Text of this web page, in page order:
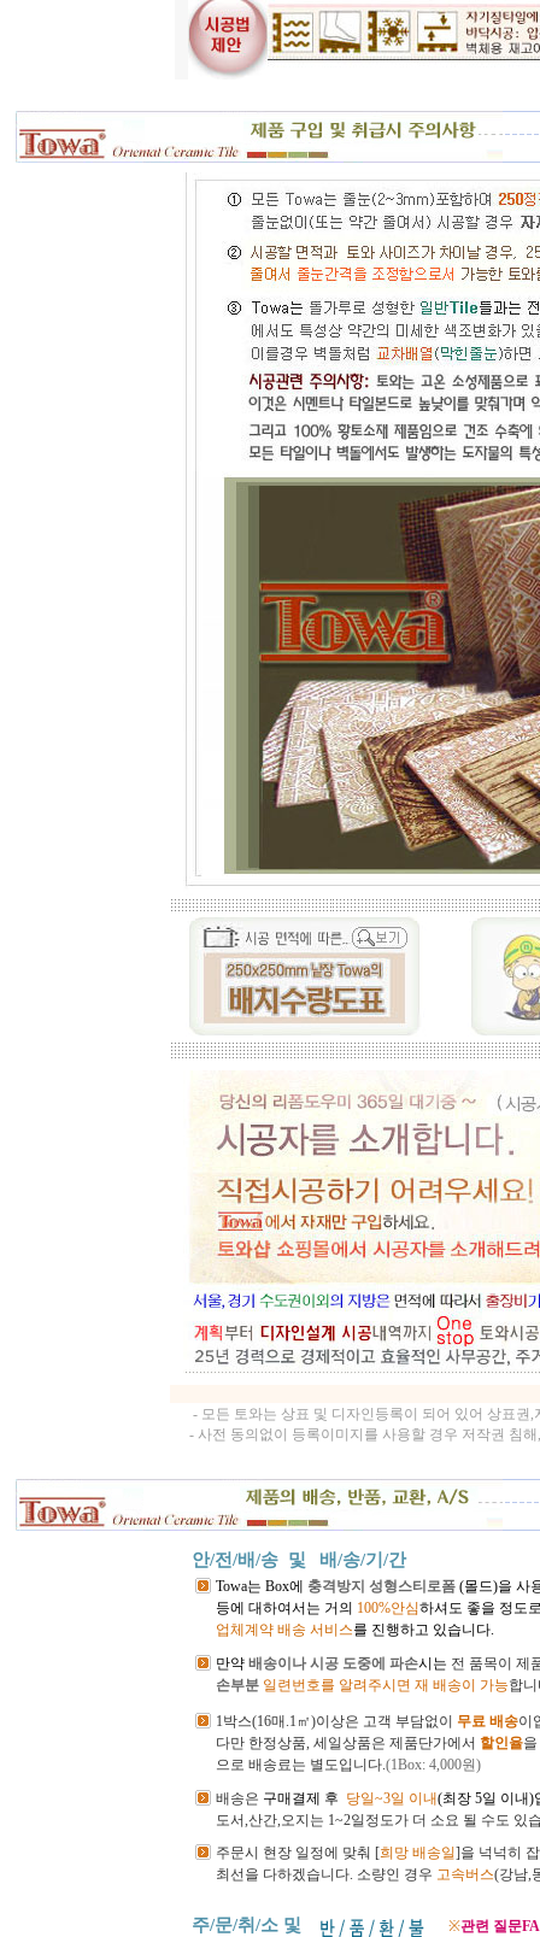
- 모든 토와는 상표 및 디자인등록이 되어 있어 상표
- 사전 동의없이 등록이미지를 사용할 경우 저작권 침
안/전/배/송 및 배/송/기/간
Towa는 Box에 충격방지 성형스티로폼 (몰드)을 사
등에 대하여서는 거의 100%안심하셔도 좋을 정도
업체계약 배송 서비스를 진행하고 있습니다.
만약 배송이나 시공 도중에 파손시는 전 품목이 제
손부분 일련번호를 알려주시면 재 배송이 가능합
1박스(16매.1㎡)이상은 고객 부담없이 무료 배송이
다만 한정상품, 세일상품은 제품단가에서 할인율을
으로 배송료는 별도입니다.(1Box: 4,000원)
배송은 구매결제 후 당일~3일 이내(최장 5일 이내)
도서,산간,오지는 1~2일정도가 더 소요 될 수도 있
주문시 현장 일정에 맞춰 [희망 배송일]을 넉넉히
최선을 다하겠습니다. 소량인 경우 고속버스(강남,
주/문/취/소 및 ※관련 질문